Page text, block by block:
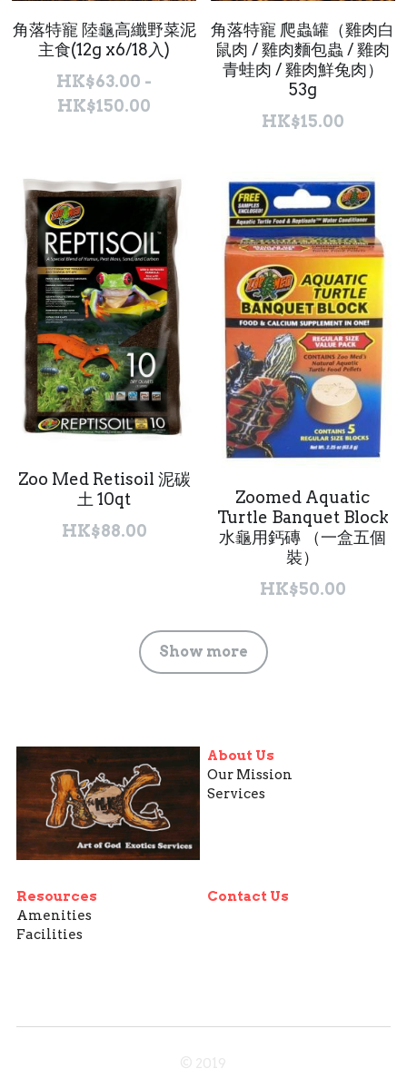
角落特寵 陸龜高纖野菜泥
主食(12g x6/18入)
HK$63.00 -
HK$150.00
角落特寵 爬蟲罐（雞肉白
鼠肉 / 雞肉麵包蟲 / 雞肉
青蛙肉 / 雞肉鮮兔肉）
53g
HK$15.00
Zoo Med Retisoil 泥碳
土 10qt
HK$88.00
Zoomed Aquatic
Turtle Banquet Block
水龜用鈣磚 （一盒五個
裝）
HK$50.00
Show more
About Us
Our Mission
Services
Resources
Amenities
Facilities
Contact Us